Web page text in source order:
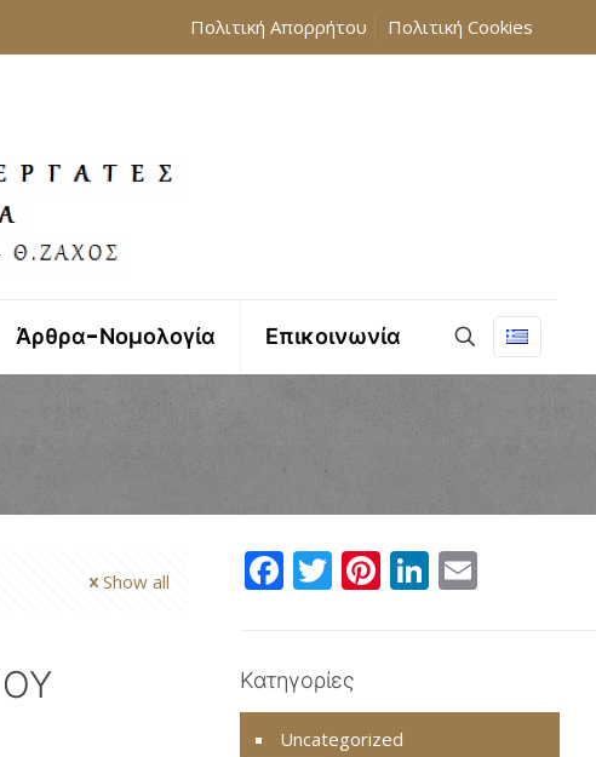
Πολιτική Απορρήτου Πολιτική Cookies
Άρθρα-Νομολογία Επικοινωνία
Show all Facebook
Twitter
Pinterest
LinkedIn
Κατηγορίες
Uncategorized